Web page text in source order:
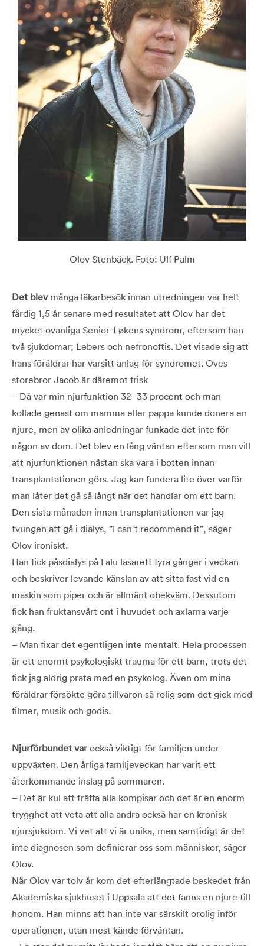
Olov Stenbäck. Foto: Ulf Palm
Det blevmånga läkarbesök innan utredningen var helt
färdig 1,5 år senare med resultatet att Olov har det
mycket ovanliga Senior-Løkens syndrom, eftersom han
två sjukdomar; Lebers och nefronoftis. Det visade sig att
hans föräldrar har varsitt anlag för syndromet. Oves
storebror Jacob är däremot frisk
– Då var min njurfunktion 32–33 procent och man
kollade genast om mamma eller pappa kunde donera en
njure, men av olika anledningar funkade det inte för
någon av dom. Det blev en lång väntan eftersom man vill
att njurfunktionen nästan ska vara i botten innan
transplantationen görs. Jag kan fundera lite över varför
man låter det gå så långt när det handlar om ett barn.
Den sista månaden innan transplantationen var jag
tvungen att gå i dialys, ”I can´t recommend it”, säger
Olov ironiskt.
Han fick påsdialys på Falu lasarett fyra gånger i veckan
och beskriver levande känslan av att sitta fast vid en
maskin som piper och är allmänt obekväm. Dessutom
fick han fruktansvärt ont i huvudet och axlarna varje
gång.
– Man fixar det egentligen inte mentalt. Hela processen
är ett enormt psykologiskt trauma för ett barn, trots det
fick jag aldrig prata med en psykolog. Även om mina
föräldrar försökte göra tillvaron så rolig som det gick med
filmer, musik och godis.
Njurförbundet varockså viktigt för familjen under
uppväxten. Den årliga familjeveckan har varit ett
återkommande inslag på sommaren.
– Det är kul att träffa alla kompisar och det är en enorm
trygghet att veta att alla andra också har en kronisk
njursjukdom. Vi vet att vi är unika, men samtidigt är det
inte diagnosen som definierar oss som människor, säger
Olov.
När Olov var tolv år kom det efterlängtade beskedet från
Akademiska sjukhuset i Uppsala att det fanns en njure till
honom. Han minns att han inte var särskilt orolig inför
operationen, utan mest kände förväntan.